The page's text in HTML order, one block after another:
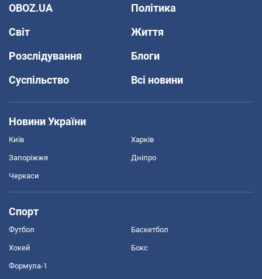
OBOZ.UA
Політика
Світ
Життя
Розслідування
Блоги
Суспільство
Всі новини
Новини України
Київ Харків
Запоріжжя Дніпро
Черкаси
Спорт
Футбол Баскетбол
Хокей Бокс
Формула-1